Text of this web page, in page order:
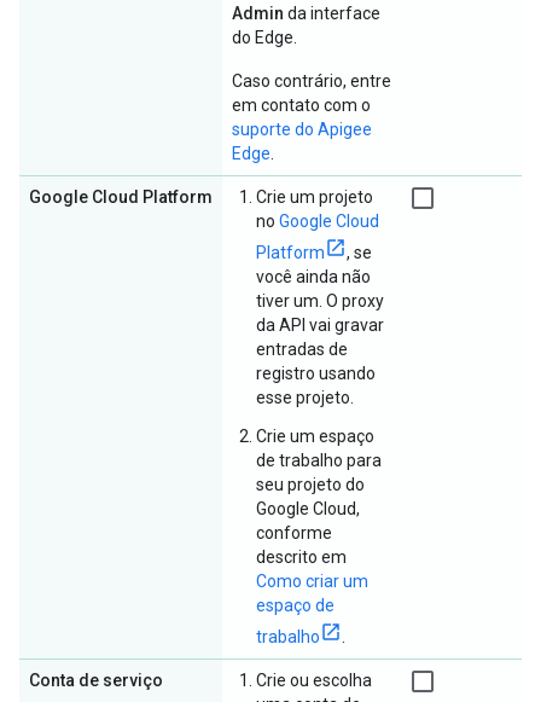
Admin da interface
do Edge.
Caso contrário, entre
em contato com o
suporte do Apigee
Edge
Google Cloud Platform
Crie um projeto
no Google Cloud
Platform
, se
você ainda não
tiver um. O proxy
da API vai gravar
entradas de
registro usando
esse projeto.
Crie um espaço
de trabalho para
seu projeto do
Google Cloud,
conforme
descrito em
Como criar um
espaço de
trabalho
Conta de serviço
Crie ou escolha